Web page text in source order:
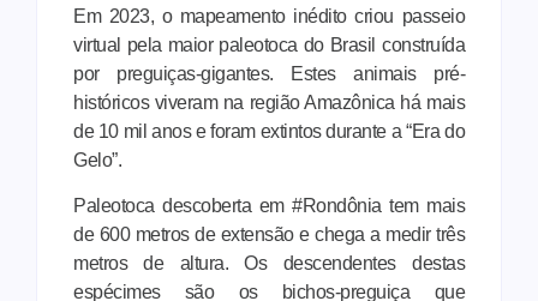
Em 2023, o mapeamento inédito criou passeio
virtual pela maior paleotoca do Brasil construída
por preguiças-gigantes. Estes animais pré-
históricos viveram na região Amazônica há mais
de 10 mil anos e foram extintos durante a “Era do
Gelo”.
Paleotoca descoberta em #Rondônia tem mais
de 600 metros de extensão e chega a medir três
metros de altura. Os descendentes destas
espécimes são os bichos-preguiça que